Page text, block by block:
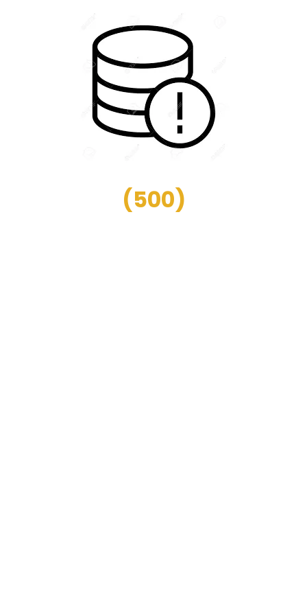
(500)